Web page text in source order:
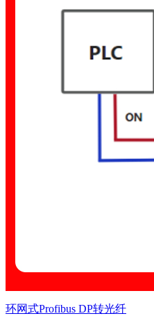
环网式Profibus DP转光纤